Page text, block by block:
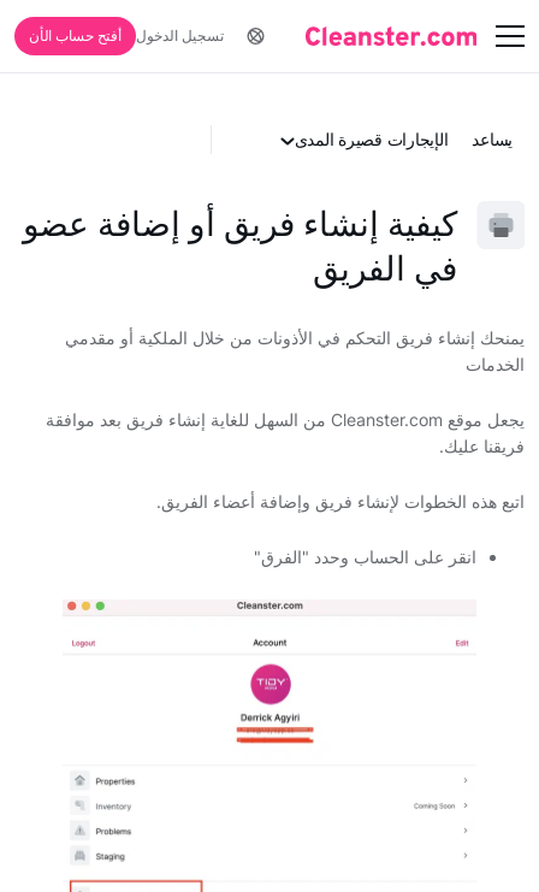
تسجيل الدخول أفتح حساب الأن
يساعد الإيجارات قصيرة المدى
كيفية إنشاء فريق أو إضافة عضو
في الفريق
يمنحك إنشاء فريق التحكم في الأذونات من خلال الملكية أو مقدمي
الخدمات
يجعل موقع Cleanster.com من السهل للغاية إنشاء فريق بعد موافقة
فريقنا عليك.
اتبع هذه الخطوات لإنشاء فريق وإضافة أعضاء الفريق.
انقر على الحساب وحدد "الفرق"